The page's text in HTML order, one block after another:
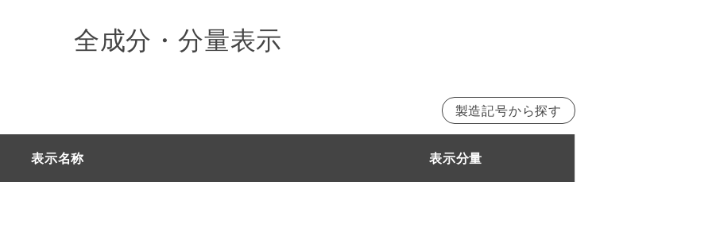
全成分・分量表示
製造記号から探す
製造記号26023の一部まで
表示名称 表示分量